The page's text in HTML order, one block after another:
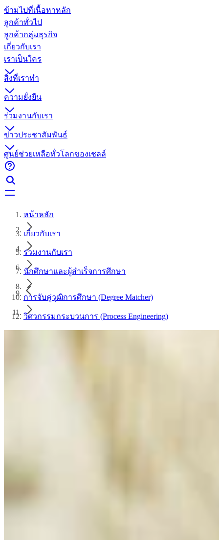
ข้ามไปที่เนื้อหาหลัก
ลูกค้าทั่วไป
ลูกค้ากลุ่มธุรกิจ
เกี่ยวกับเรา
เราเป็นใคร
สิ่งที่เราทำ
ความยั่งยืน
ร่วมงานกับเรา
ข่าวประชาสัมพันธ์
ศูนย์ช่วยเหลือทั่วโลกของเชลล์
หน้าหลัก
เกี่ยวกับเรา
ร่วมงานกับเรา
นักศึกษาและผู้สำเร็จการศึกษา
การจับคู่วุฒิการศึกษา (Degree Matcher)
วิศวกรรมกระบวนการ (Process Engineering)